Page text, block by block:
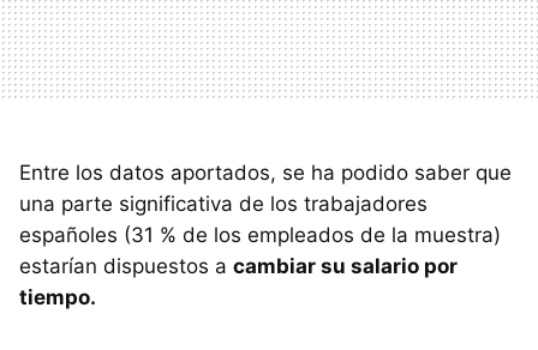
Entre los datos aportados, se ha podido saber que
una parte significativa de los trabajadores
españoles (31 % de los empleados de la muestra)
estarían dispuestos a cambiar su salario por
tiempo.